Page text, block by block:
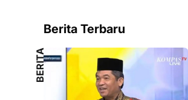
Berita Terbaru
B
E
R
I
T
A
L
O
K
AL